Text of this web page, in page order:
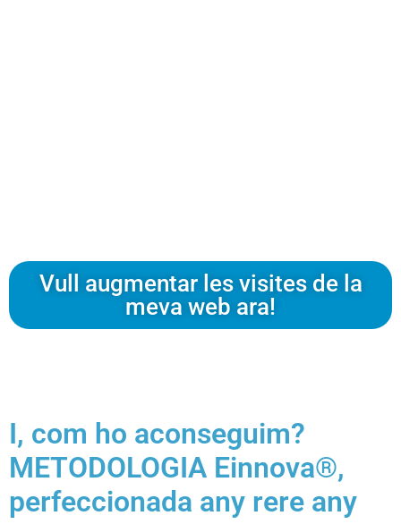
Vull augmentar les visites de la
meva web ara!
I, com ho aconseguim?
METODOLOGIA Einnova®,
perfeccionada any rere any